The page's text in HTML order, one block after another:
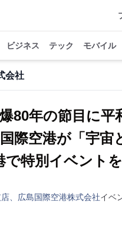
ビジネス テック モバイル
会社
80年の節目に
際空港が「宇宙
で特別イベント
、広島国際空港株式会社イベ